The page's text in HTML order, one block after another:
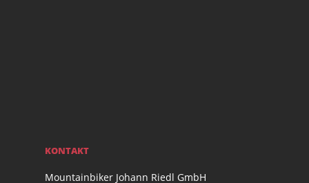
KONTAKT
Mountainbiker Johann Riedl GmbH